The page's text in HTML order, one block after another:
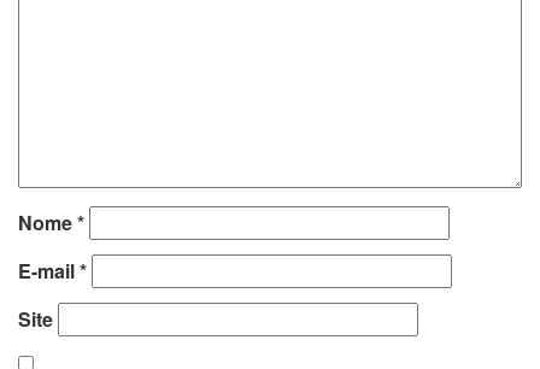
Nome*
E-mail*
Site